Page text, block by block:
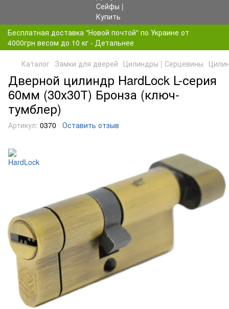
Бесплатная доставка "Новой почтой" по Украине от
4000грн весом до 10 кг - Детальнее
Каталог Замки для дверей Цилиндры | Серцевины
Дверной цилиндр HardLock L-серия
60мм (30х30Т) Бронза (ключ-
тумблер)
Артикул: 0370 Оставить отзыв